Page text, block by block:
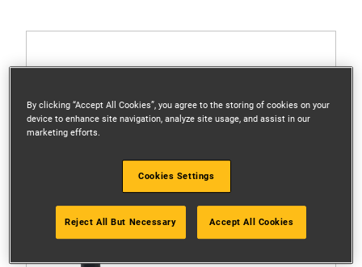
By clicking “Accept All Cookies”, you agree to the storing of cookies on your
device to enhance site navigation, analyze site usage, and assist in our
marketing efforts.
Cookies Settings
Reject All But Necessary Accept All Cookies